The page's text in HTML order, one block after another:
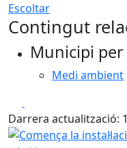
Escoltar
Contingut
Municipi
Medi ambient
Darrera actualització:
Comença la